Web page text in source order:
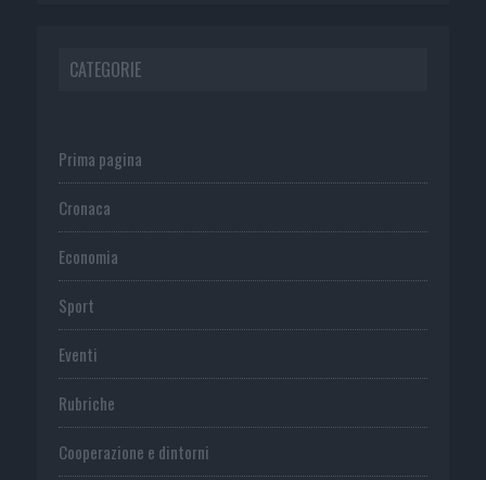
CATEGORIE
Prima pagina
Cronaca
Economia
Sport
Eventi
Rubriche
Cooperazione e dintorni